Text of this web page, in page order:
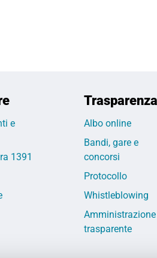
e
1391
Trasparenza
Albo online
Bandi, gare e
concorsi
Protocollo
Whistleblowing
Amministrazione
trasparente